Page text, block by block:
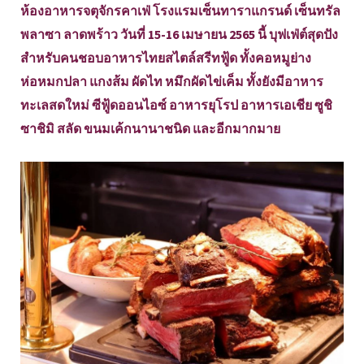
ห้องอาหารจตุจักรคาเฟ่ โรงแรมเซ็นทาราแกรนด์ เซ็นทรัล
พลาซา ลาดพร้าว วันที่ 15-16 เมษายน 2565 นี้ บุฟเฟ่ต์สุดปัง
สำหรับคนชอบอาหารไทยสไตล์สรีทฟู้ด ทั้งคอหมูย่าง
ห่อหมกปลา แกงส้ม ผัดไท หมึกผัดไข่เค็ม ทั้งยังมีอาหาร
ทะเลสดใหม่ ซีฟู้ดออนไอซ์ อาหารยุโรป อาหารเอเชีย ซูชิ
ซาชิมิ สลัด ขนมเค้กนานาชนิด และอีกมากมาย